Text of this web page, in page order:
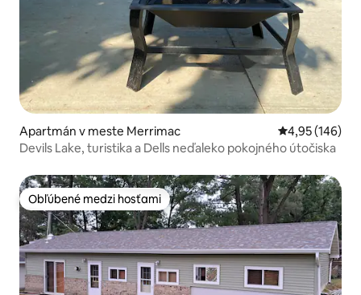
Apartmán v meste Merrimac Priemerné
4,95 (146)
Devils Lake, turistika a Dells neďaleko pokojného útočiska
Obľúbené medzi hosťami
Obľúbené medzi hosťami